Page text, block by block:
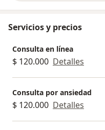
Servicios y precios
Consulta en línea
$ 120.000 Detalles
Consulta por ansiedad
$ 120.000 Detalles